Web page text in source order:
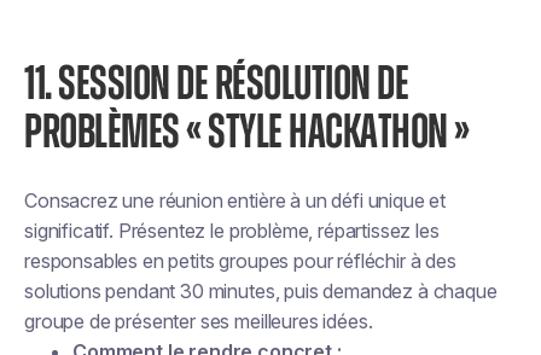
11. SESSION DE RÉSOLUTION DE
PROBLÈMES « STYLE HACKATHON »
Consacrez une réunion entière à un défi unique et
significatif. Présentez le problème, répartissez les
responsables en petits groupes pour réfléchir à des
solutions pendant 30 minutes, puis demandez à chaque
groupe de présenter ses meilleures idées.